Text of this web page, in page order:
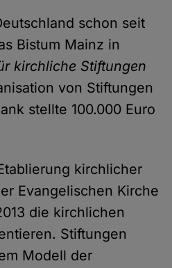
schon seit
Bistum Mainz in
kirchliche Stiftungen
von Stiftungen
stellte 100.000 Euro
kirchlicher
Evangelischen Kirche
die kirchlichen
Stiftungen
Modell der